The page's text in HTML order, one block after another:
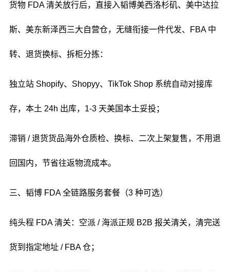
货物 FDA 清关放行后，直接入韬博美西洛杉矶、美中达拉
斯、美东新泽西三大自营仓，无缝衔接一件代发、FBA 中
转、退货换标、拆柜分拣：
独立站 Shopify、Shopyy、TikTok Shop 系统自动对接库
存，本土 24h 出库，1-3 天美国本土妥投；
滞销 / 退货货品海外仓质检、换标、二次上架复售，不用退
回国内，节省往返物流成本。
三、韬博 FDA 全链路服务套餐（3 种可选）
纯头程 FDA 清关：空派 / 海派正规 B2B 报关清关，清完送
货到指定地址 / FBA 仓；